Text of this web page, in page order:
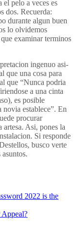
el pelo a veces es
dos. Recuerda:
durante algun buen
lo olvidemos
examinar terminos
ingenuo asi­
que una cosa para
que “Nunca podria
a una cinta
es posible
novia establece”. En
procurar
artesa. Asi, pones la
Si responde
busco verte
asuntos.
2022 is the